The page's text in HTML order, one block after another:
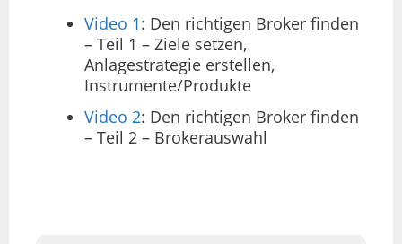
Video 1: Den richtigen Broker finden
– Teil 1 – Ziele setzen,
Anlagestrategie erstellen,
Instrumente/Produkte
Video 2: Den richtigen Broker finden
– Teil 2 – Brokerauswahl